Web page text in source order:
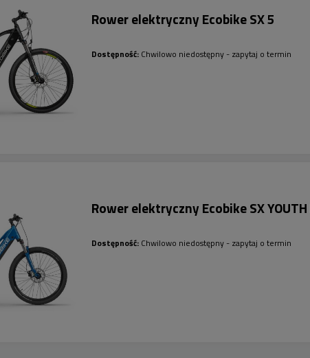
Rower elektryczny Ecobike SX 5
Dostępność: Chwilowo niedostępny - zapytaj o termin
Rower elektryczny Ecobike SX YOUTH
Dostępność: Chwilowo niedostępny - zapytaj o termin